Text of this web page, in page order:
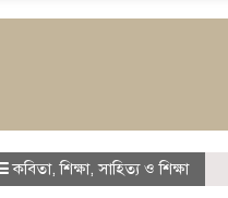
কবিতা,শিক্ষা,সাহিত্য ও শিক্ষা